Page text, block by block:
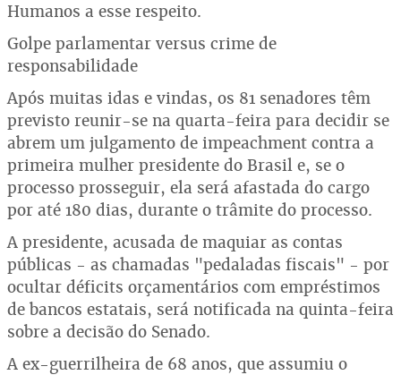
Humanos a esse respeito.
Golpe parlamentar versus crime de
responsabilidade
Após muitas idas e vindas, os 81 senadores têm
previsto reunir-se na quarta-feira para decidir se
abrem um julgamento de impeachment contra a
primeira mulher presidente do Brasil e, se o
processo prosseguir, ela será afastada do cargo
por até 180 dias, durante o trâmite do processo.
A presidente, acusada de maquiar as contas
públicas - as chamadas "pedaladas fiscais" - por
ocultar déficits orçamentários com empréstimos
de bancos estatais, será notificada na quinta-feira
sobre a decisão do Senado.
A ex-guerrilheira de 68 anos, que assumiu o